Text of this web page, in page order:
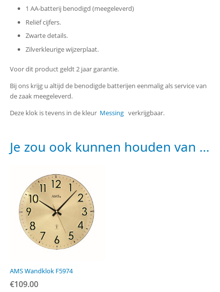
1 AA-batterij benodigd (meegeleverd)
Reliëf cijfers.
Zwarte details.
Zilverkleurige wijzerplaat.
Voor dit product geldt 2 jaar garantie.
Bij ons krijg u altijd de benodigde batterijen eenmalig als service van
de zaak meegeleverd.
Deze klok is tevens in de kleur Messingverkrijgbaar.
Je zou ook kunnen houden van …
AMS Wandklok F5974
€109.00